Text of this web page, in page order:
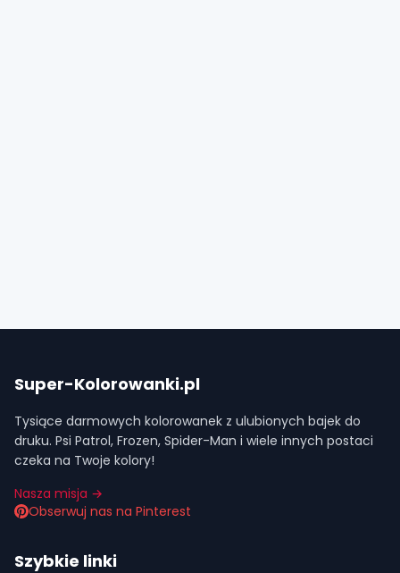
Super-Kolorowanki.pl
Tysiące darmowych kolorowanek z ulubionych bajek do
druku. Psi Patrol, Frozen, Spider-Man i wiele innych postaci
czeka na Twoje kolory!
Nasza misja →
Obserwuj nas na Pinterest
Szybkie linki